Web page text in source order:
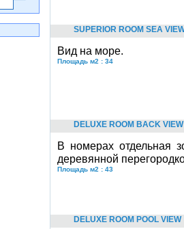
SUPERIOR ROOM SEA
Вид на море.
Площадь м2 : 34
DELUXE ROOM BACK VIEW
В номерах отдельная
деревянной
Площадь м2 : 43
DELUXE ROOM POOL VIEW